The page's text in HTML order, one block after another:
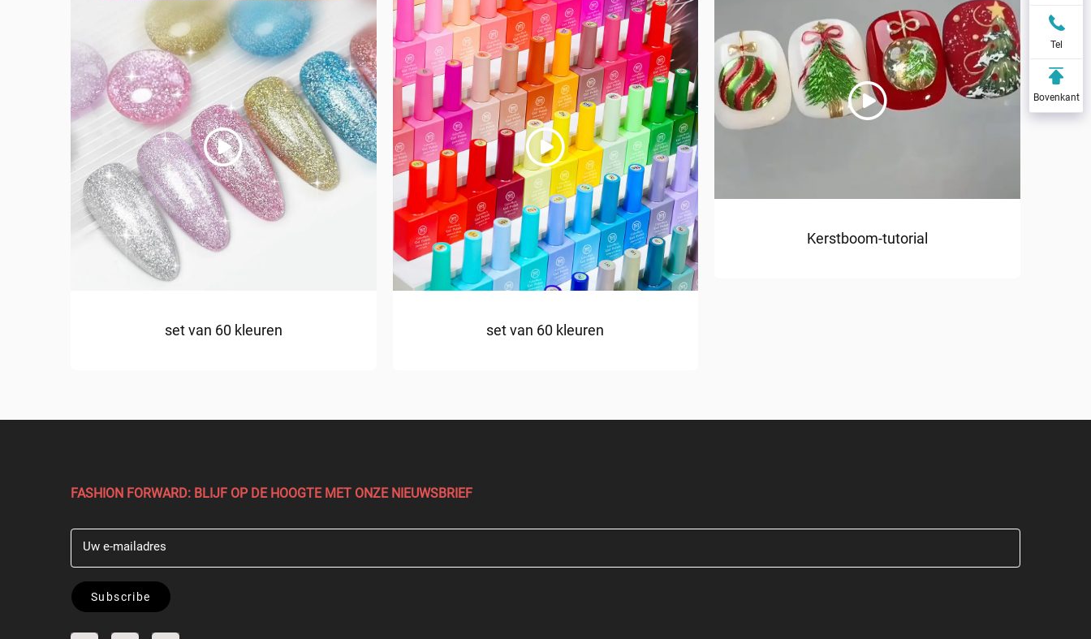
set van 60 kleuren set van 60 kleuren
Kerstboom-tutorial
Tel
Bovenkant
FASHION FORWARD: BLIJF OP DE HOOGTE MET ONZE NIEUWSBRIEF
Uw e-mailadres
Subscribe